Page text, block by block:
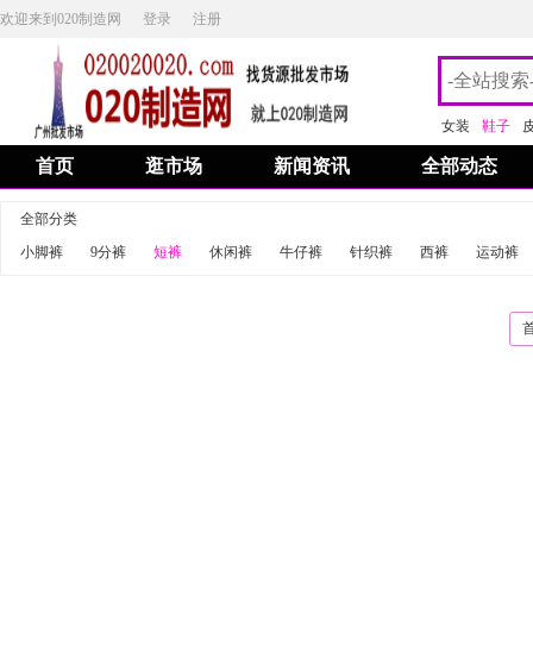
欢迎来到020制造网 登录 注册
女装 鞋子
首页 逛市场 新闻资讯 全部动态
全部分类
小脚裤
9分裤 短裤 休闲裤 牛仔裤 针织裤 西裤 运动裤